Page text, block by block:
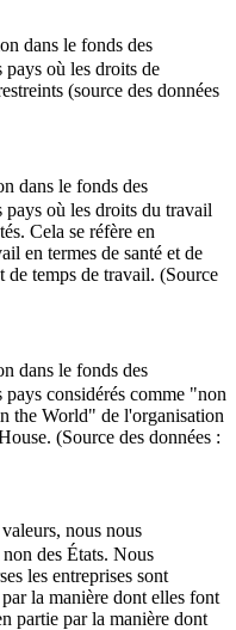
dans le fonds des
pays où les droits de
(source des données
dans le fonds des
pays où les droits du travail
Cela se réfère en
en termes de santé et de
de temps de travail. (Source
dans le fonds des
considérés comme "non
the World" de l'organisation
(Source des données :
nous nous
des États. Nous
les entreprises sont
la manière dont elles font
partie par la manière dont